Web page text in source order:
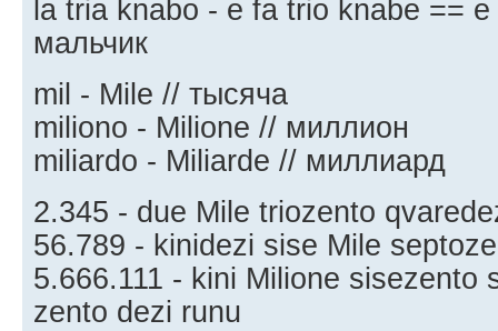
la tria knabo - e fa trio knabe ==
мальчик
mil - Mile // тысяча
miliono - Milione // миллион
miliardo - Miliarde // миллиард
2.345 - due Mile triozento
56.789 - kinidezi sise Mile
5.666.111 - kini Milione sisezento
zento dezi runu